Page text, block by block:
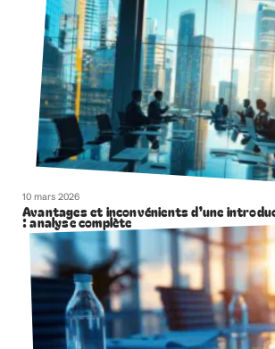
10 mars 2026
Avantages et inconvénients d’une
: analyse complète